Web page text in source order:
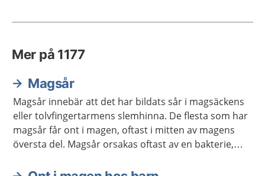
Mer på 1177
Magsår
Magsår innebär att det har bildats sår i magsäckens
eller tolvfingertarmens slemhinna. De flesta som har
magsår får ont i magen, oftast i mitten av magens
översta del. Magsår orsakas oftast av en bakterie,
magsår. De allra flesta blir bra med behandling.